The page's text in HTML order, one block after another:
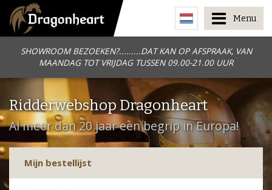
SHOWROOM BEZOEKEN?.........DAT KAN OP AFSPRAAK, VAN
MAANDAG TOT VRIJDAG TUSSEN 09.00-21.00 UUR
Menu
Ridderwebshop Dragonheart
Al meer dan 20 jaar een begrip in Europa!
Mijn bestellijst